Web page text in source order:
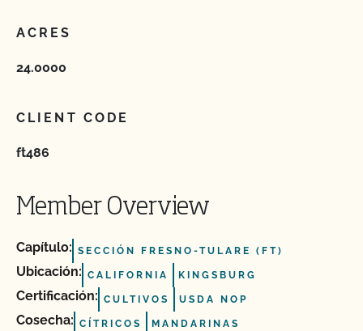
ACRES
24.0000
CLIENT CODE
ft486
Member Overview
Capítulo: SECCIÓN FRESNO-TULARE (FT)
Ubicación: CALIFORNIA KINGSBURG
Certificación: CULTIVOS USDA NOP
Cosecha: CÍTRICOS MANDARINAS